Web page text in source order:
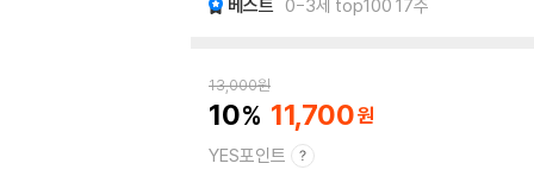
베스트 0-3세 top100 17주
13,000원
10 11,700
YES포인트